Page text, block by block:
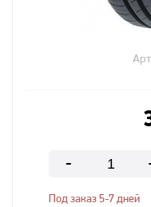
-
Под заказ 5-7 дней